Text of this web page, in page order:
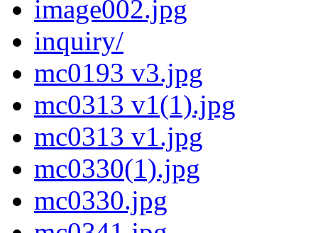
image002.jpg
inquiry/
mc0193 v3.jpg
mc0313 v1(1).jpg
mc0313 v1.jpg
mc0330(1).jpg
mc0330.jpg